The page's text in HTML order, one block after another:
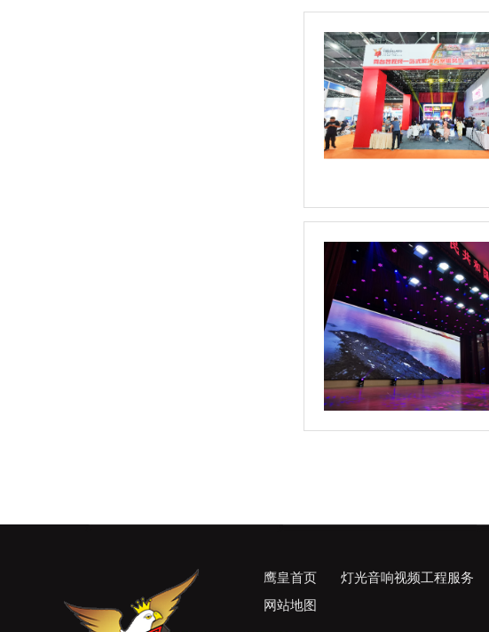
鹰皇首页 灯光音响视频工程服务
网站地图